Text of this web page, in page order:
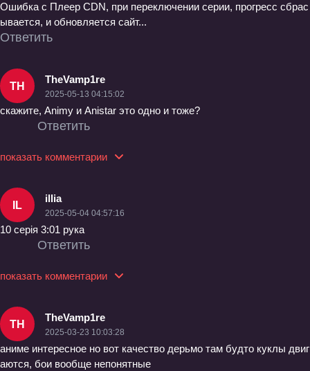
Ошибка с Плеер CDN, при переключении серии, прогресс сбрас
ывается, и обновляется сайт...
Ответить
TH
TheVamp1re
2025-05-13 04:15:02
скажите, Animy и Anistar это одно и тоже?
Ответить
показать комментарии
IL
illia
2025-05-04 04:57:16
10 серія 3:01 рука
Ответить
показать комментарии
TH
TheVamp1re
2025-03-23 10:03:28
аниме интересное но вот качество дерьмо там будто куклы двиг
аются, бои вообще непонятные